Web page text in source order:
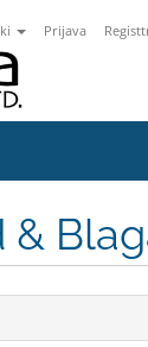
Prijava
&